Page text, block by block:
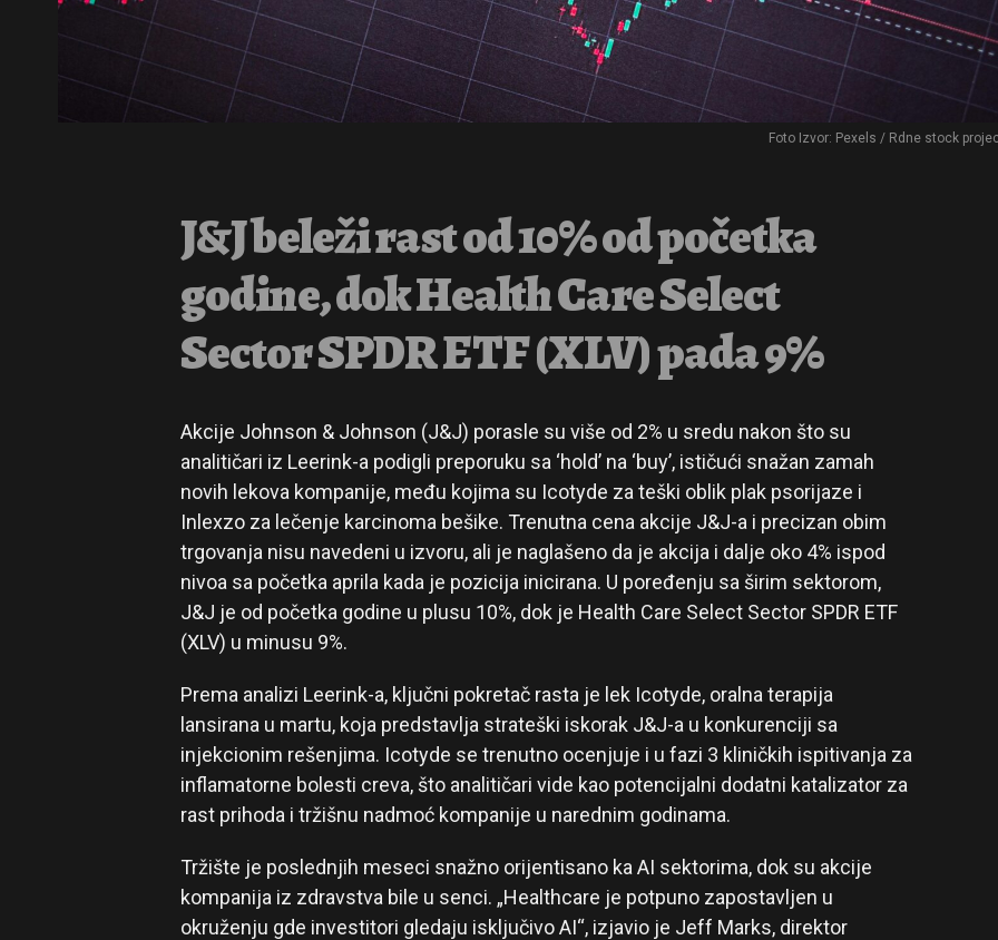
Foto Izvor: Pexels / Rdne stock
J&J beleži rast od 10% od početka
godine, dok Health Care Select
Sector SPDR ETF (XLV) pada 9%
Akcije Johnson & Johnson (J&J) porasle su više od 2% u sredu nakon što su
analitičari iz Leerink-a podigli preporuku sa ‘hold’ na ‘buy’, ističući snažan zamah
novih lekova kompanije, među kojima su Icotyde za teški oblik plak psorijaze i
Inlexzo za lečenje karcinoma bešike. Trenutna cena akcije J&J-a i precizan obim
trgovanja nisu navedeni u izvoru, ali je naglašeno da je akcija i dalje oko 4% ispod
nivoa sa početka aprila kada je pozicija inicirana. U poređenju sa širim sektorom,
J&J je od početka godine u plusu 10%, dok je Health Care Select Sector SPDR ETF
(XLV) u minusu 9%.
Prema analizi Leerink-a, ključni pokretač rasta je lek Icotyde, oralna terapija
lansirana u martu, koja predstavlja strateški iskorak J&J-a u konkurenciji sa
injekcionim rešenjima. Icotyde se trenutno ocenjuje i u fazi 3 kliničkih ispitivanja za
inflamatorne bolesti creva, što analitičari vide kao potencijalni dodatni katalizator za
rast prihoda i tržišnu nadmoć kompanije u narednim godinama.
Tržište je poslednjih meseci snažno orijentisano ka AI sektorima, dok su akcije
kompanija iz zdravstva bile u senci. „Healthcare je potpuno zapostavljen u
okruženju gde investitori gledaju isključivo AI“, izjavio je Jeff Marks, direktor